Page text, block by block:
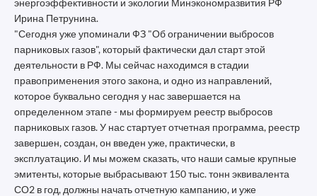
энергоэффективности и экологии Минэкономразвития РФ
Ирина Петрунина.
"Сегодня уже упоминали ФЗ "Об ограничении выбросов
парниковых газов", который фактически дал старт этой
деятельности в РФ. Мы сейчас находимся в стадии
правоприменения этого закона, и одно из направлений,
которое буквально сегодня у нас завершается на
определенном этапе - мы формируем реестр выбросов
парниковых газов. У нас стартует отчетная программа, реестр
завершен, создан, он введен уже, практически, в
эксплуатацию. И мы можем сказать, что наши самые крупные
эмитенты, которые выбрасывают 150 тыс. тонн эквивалента
СО2 в год, должны начать отчетную кампанию, и уже